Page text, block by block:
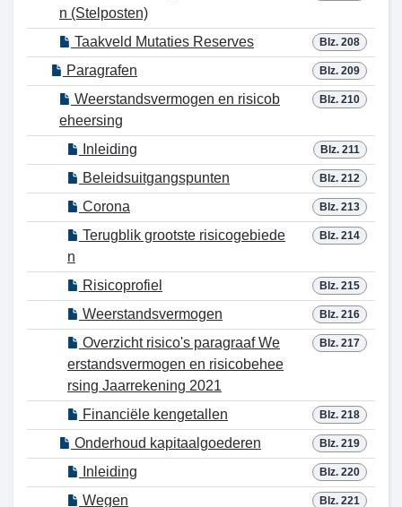
n (Stelposten)
Blz. 208
Taakveld Mutaties Reserves
Blz. 209
Paragrafen
Blz. 210
Weerstandsvermogen en risicob
eheersing
Blz. 211
Inleiding
Blz. 212
Beleidsuitgangspunten
Blz. 213
Corona
Blz. 214
Terugblik grootste risicogebiede
n
Blz. 215
Risicoprofiel
Blz. 216
Weerstandsvermogen
Blz. 217
Overzicht risico's paragraaf We
erstandsvermogen en risicobehee
rsing Jaarrekening 2021
Blz. 218
Financiële kengetallen
Blz. 219
Onderhoud kapitaalgoederen
Blz. 220
Inleiding
Blz. 221
Wegen